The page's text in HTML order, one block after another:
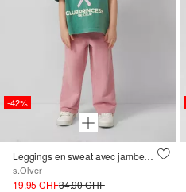
-42%
Leggings en sweat avec jambes larges et taille élastique
s.Oliver
19.95 CHF34.90 CHF